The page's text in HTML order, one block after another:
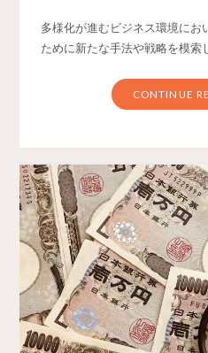
多様化が進むビジネス環境にお
ために新たな手法や戦略を模索
CONTINUE